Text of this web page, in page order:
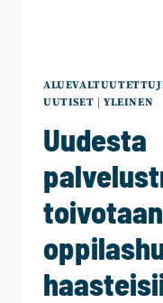
UUTISET
YLEINEN
Uudesta